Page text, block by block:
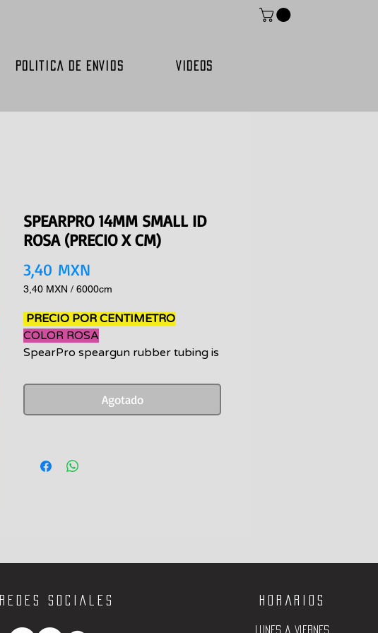
POLITICA DE ENVIOS VIDEOS
SPEARPRO 14MM SMALL ID
ROSA (PRECIO X CM)
3,40 MXN
3,40 MXN / 6000cm
por
6000
Centímetros
PRECIO POR CENTIMETRO
COLOR ROSA
SpearPro speargun rubber tubing is
raw materials.
Agotado
Redes sociales Horarios
Lunes a viernes